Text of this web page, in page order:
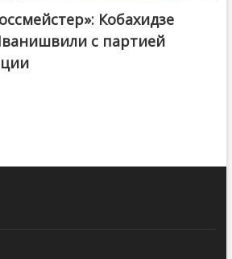
Dream
Кобахидзе
с партией